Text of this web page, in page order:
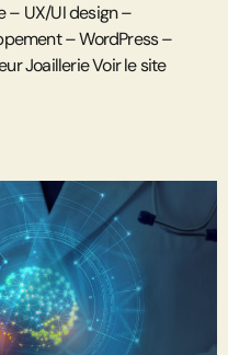
– UX/UI design –
– WordPress –
Joaillerie Voir le site